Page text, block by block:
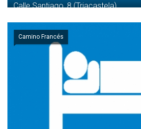
Calle Santiago, 8 (Triacastela)
Camino Francés